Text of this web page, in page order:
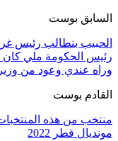
السابق بوست
الحبيب بنطالب رئيس
رئيس الحكومة ملي كان
وراه عندي وعود من وزير
القادم بوست
منتخب من هذه
مونديال قطر 2022